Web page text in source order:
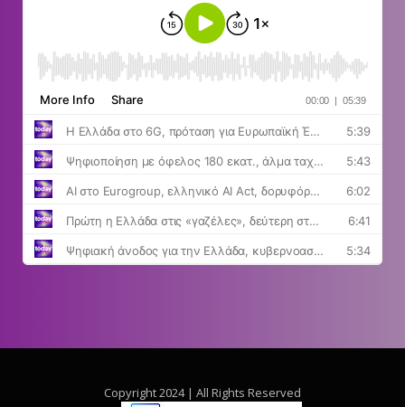
Copyright 2024 | All Rights Reserved